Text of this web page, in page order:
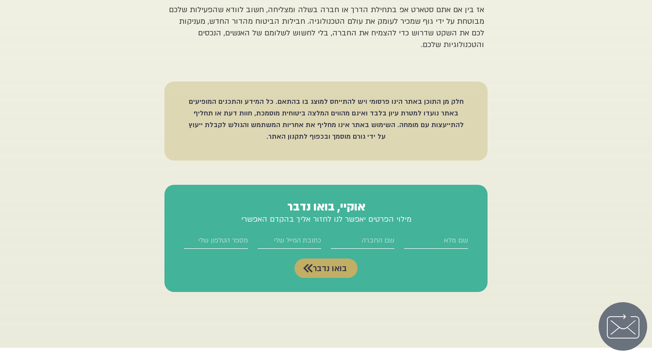
אז בין אם אתם סטארט אפ בתחילת הדרך או חברה בשלה ומצליחה, חשוב לוודא שהפעילות שלכם
מבוטחת על ידי גוף שמכיר לעומק את עולם הטכנולוגיה. חבילות הביטוח מהדור החדש, מעניקות
לכם את השקט שדרוש כדי להצמיח את החברה, בלי לחשוש לשלומם של האנשים, הנכסים
והטכנולוגיות שלכם.
חלק מן התוכן באתר הינו פרסומי ויש להתייחס למוצג בו בהתאם. כל המידע והתכנים המופיעים
באתר נועדו למטרת עיון בלבד ואינם מהווים המלצה ביטוחית מוסמכת, חוות דעת או תחליף
להתייעצות עם מומחה. השימוש באתר אינו מחליף את אחריות המשתמש והגולש לקבלת ייעוץ
על ידי גורם מוסמך ובכפוף לתקנון האתר.
אוקיי, בואו נדבר
מילוי הפרטים יאפשר לנו לחזור אליך בהקדם האפשרי
בואו נדבר